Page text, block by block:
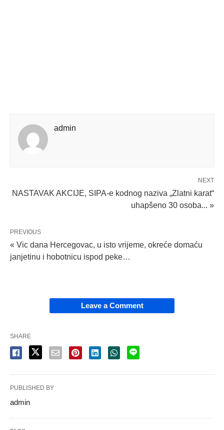
admin
NEXT
NASTAVAK AKCIJE, SIPA-e kodnog naziva „Zlatni karat“
uhapšeno 30 osoba... »
PREVIOUS
« Vic dana Hercegovac, u isto vrijeme, okreće domaću
janjetinu i hobotnicu ispod peke…
Leave a Comment
SHARE
PUBLISHED BY
admin